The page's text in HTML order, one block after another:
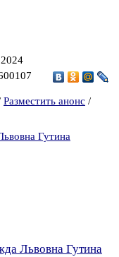
Разместить анонс /
Гутина
Львовна Гутина